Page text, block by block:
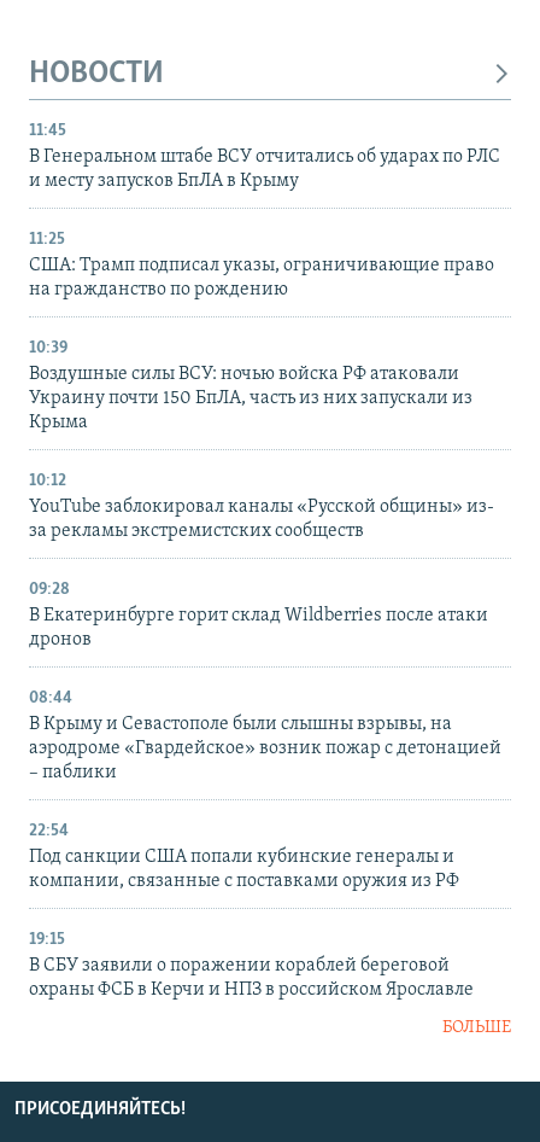
НОВОСТИ
11:45
В Генеральном штабе ВСУ отчитались об ударах по РЛС
и месту запусков БпЛА в Крыму
11:25
США: Трамп подписал указы, ограничивающие право
на гражданство по рождению
10:39
Воздушные силы ВСУ: ночью войска РФ атаковали
Украину почти 150 БпЛА, часть из них запускали из
Крыма
10:12
YouTube заблокировал каналы «Русской общины» из-
за рекламы экстремистских сообществ
09:28
В Екатеринбурге горит склад Wildberries после атаки
дронов
08:44
В Крыму и Севастополе были слышны взрывы, на
аэродроме «Гвардейское» возник пожар с детонацией
– паблики
22:54
Под санкции США попали кубинские генералы и
компании, связанные с поставками оружия из РФ
19:15
В СБУ заявили о поражении кораблей береговой
охраны ФСБ в Керчи и НПЗ в российском Ярославле
БОЛЬШЕ
ПРИСОЕДИНЯЙТЕСЬ!